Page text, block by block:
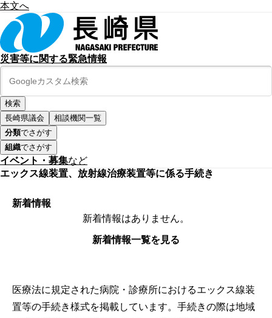
本文へ
災害等に関する緊急情報
長崎県議会
相談機関一覧
分類でさがす
組織でさがす
イベント・募集など
エックス線装置、放射線治療装置等に係る手続き
新着情報
新着情報はありません。
新着情報一覧を見る
医療法に規定された病院・診療所におけるエックス線装
置等の手続き様式を掲載しています。手続きの際は地域